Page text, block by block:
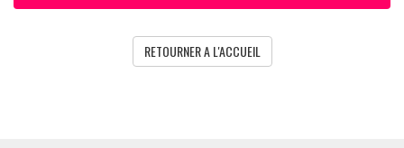
RETOURNER A L'ACCUEIL